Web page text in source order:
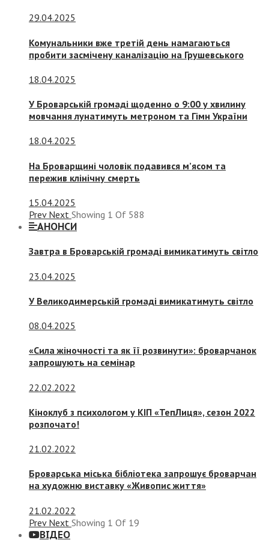
29.04.2025
Комунальники вже третій день намагаються
пробити засмічену каналізацію на Грушевського
18.04.2025
У Броварській громаді щоденно о 9:00 у хвилину
мовчання лунатимуть метроном та Гімн України
18.04.2025
На Броварщині чоловік подавився м’ясом та
пережив клінічну смерть
15.04.2025
Prev Next Showing 1 Of 588
АНОНСИ
Завтра в Броварській громаді вимикатимуть світло
23.04.2025
У Великодимерській громаді вимикатимуть світло
08.04.2025
«Сила жіночності та як її розвинути»: броварчанок
запрошують на семінар
22.02.2022
Кіноклуб з психологом у КІП «ТепЛиця», сезон 2022
розпочато!
21.02.2022
Броварська міська бібліотека запрошує броварчан
на художню виставку «Живопис життя»
21.02.2022
Prev Next Showing 1 Of 19
ВІДЕО